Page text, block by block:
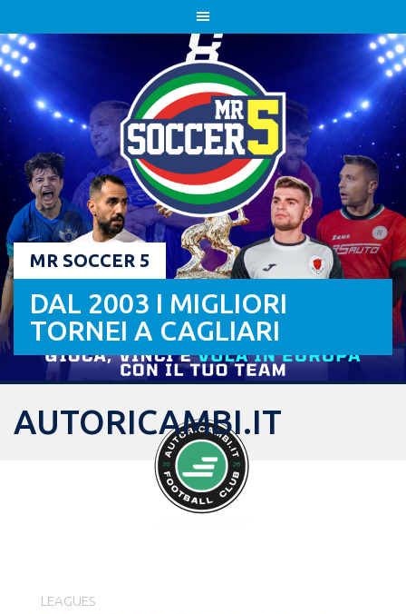
to
content
MR SOCCER 5
DAL 2003 I MIGLIORI
TORNEI A CAGLIARI
AUTORICAMBI.IT
LEAGUES